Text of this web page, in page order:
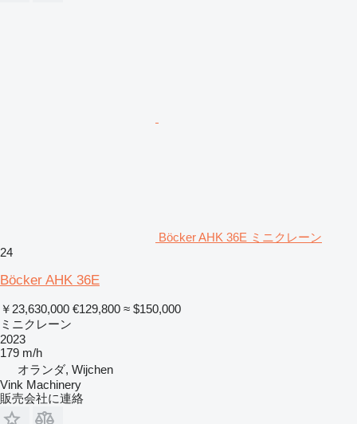
Böcker AHK 36E ミニクレーン
24
Böcker AHK 36E
￥23,630,000 €129,800 ≈ $150,000
ミニクレーン
2023
179 m/h
オランダ, Wijchen
Vink Machinery
販売会社に連絡